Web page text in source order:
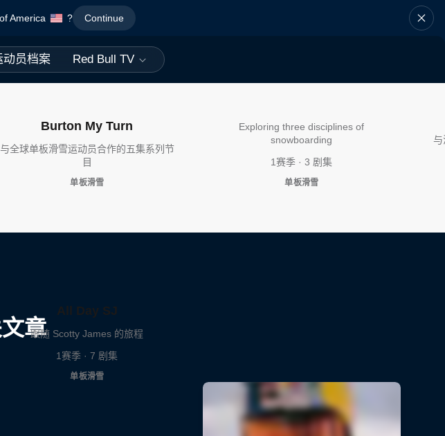
America ? Continue
动员档案 Red Bull TV
Burton My Turn
与全球单板滑雪运动员合作的五集系列节
目
单板滑雪
Exploring three disciplines of
snowboarding
1赛季 · 3 剧集
单板滑雪
与
章
All Day SJ
跟随 Scotty James 的旅程
1赛季 · 7 剧集
单板滑雪